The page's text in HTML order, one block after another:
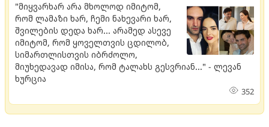
"მიყვარხარ არა მხოლოდ იმიტომ,
რომ ლამაზი ხარ, ჩემი ნახევარი ხარ,
შვილების დედა ხარ... არამედ ასევე
იმიტომ, რომ ყოველთვის ცდილობ,
სიმართლისთვის იბრძოლო,
მიუხედავად იმისა, რომ ტალახს გესვრიან..." - ლევან
ხურცია
352